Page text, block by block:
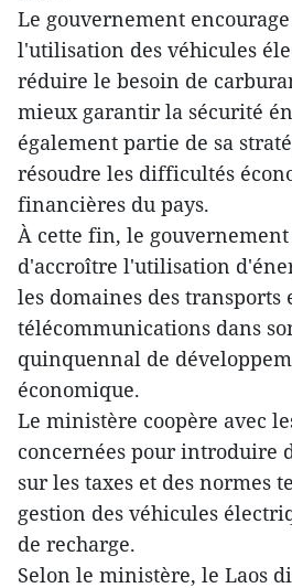
Le gouvernement
l'utilisation des véhicules
réduire le besoin de
mieux garantir la sécurité
également partie de sa
résoudre les difficultés
financières du pays.
À cette fin, le
d'accroître l'utilisation
les domaines des transports
télécommunications dans
quinquennal de
économique.
Le ministère coopère avec
concernées pour introduire
sur les taxes et des normes
gestion des véhicules
de recharge.
Selon le ministère, le Laos